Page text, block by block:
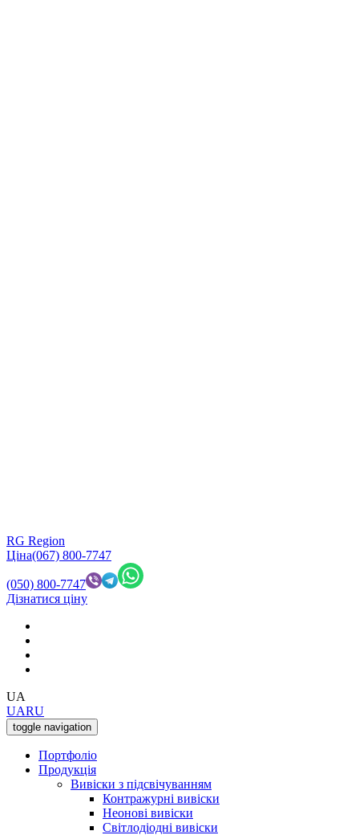
RG Region
Ціна(067) 800-7747
(050) 800-7747
Дізнатися ціну
UA
UARU
toggle navigation
Портфоліо
Продукція
Вивіски з підсвічуванням
Контражурні вивіски
Неонові вивіски
Світлодіодні вивіски